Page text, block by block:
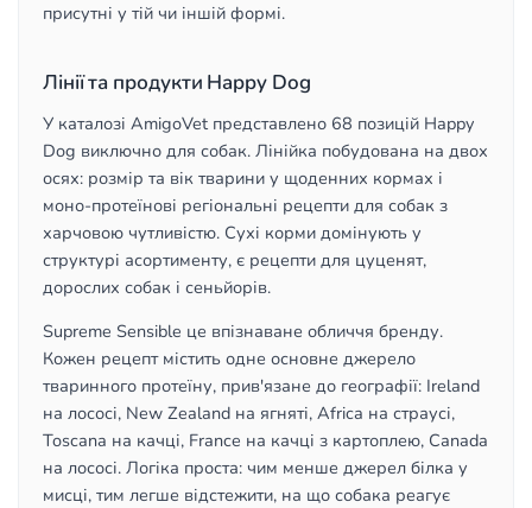
присутні у тій чи іншій формі.
Лінії та продукти Happy Dog
У каталозі AmigoVet представлено 68 позицій Happy
Dog виключно для собак. Лінійка побудована на двох
осях: розмір та вік тварини у щоденних кормах і
моно-протеїнові регіональні рецепти для собак з
харчовою чутливістю. Сухі корми домінують у
структурі асортименту, є рецепти для цуценят,
дорослих собак і сеньйорів.
Supreme Sensible це впізнаване обличчя бренду.
Кожен рецепт містить одне основне джерело
тваринного протеїну, прив'язане до географії: Ireland
на лососі, New Zealand на ягняті, Africa на страусі,
Toscana на качці, France на качці з картоплею, Canada
на лососі. Логіка проста: чим менше джерел білка у
мисці, тим легше відстежити, на що собака реагує